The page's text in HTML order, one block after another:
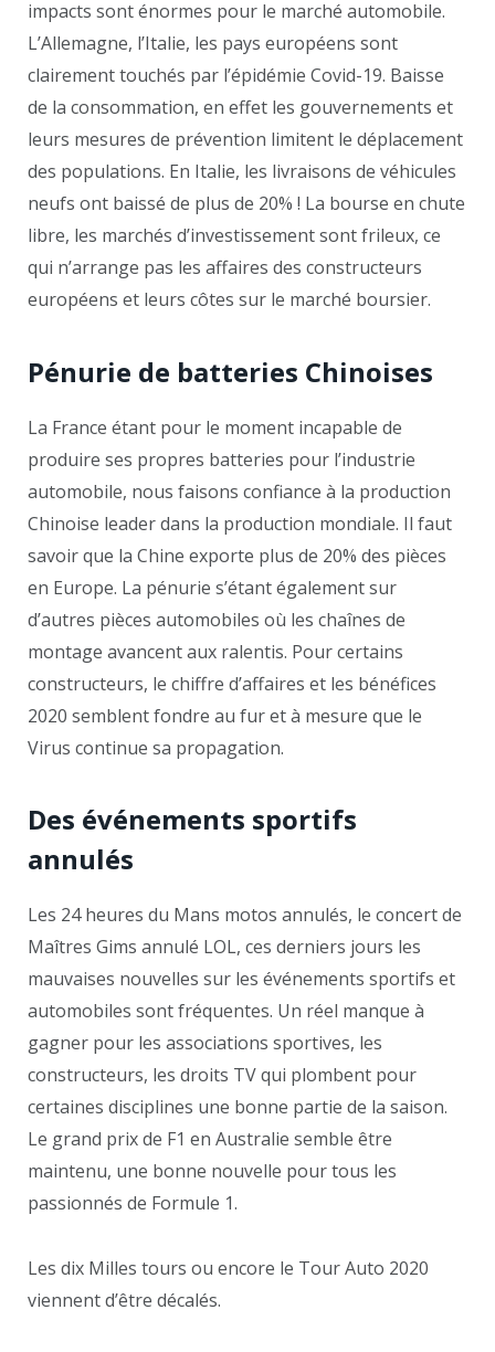
impacts sont énormes pour le marché automobile.
L’Allemagne, l’Italie, les pays européens sont
clairement touchés par l’épidémie Covid-19. Baisse
de la consommation, en effet les gouvernements et
leurs mesures de prévention limitent le déplacement
des populations. En Italie, les livraisons de véhicules
neufs ont baissé de plus de 20% ! La bourse en chute
libre, les marchés d’investissement sont frileux, ce
qui n’arrange pas les affaires des constructeurs
européens et leurs côtes sur le marché boursier.
Pénurie de batteries Chinoises
La France étant pour le moment incapable de
produire ses propres batteries pour l’industrie
automobile, nous faisons confiance à la production
Chinoise leader dans la production mondiale. Il faut
savoir que la Chine exporte plus de 20% des pièces
en Europe. La pénurie s’étant également sur
d’autres pièces automobiles où les chaînes de
montage avancent aux ralentis. Pour certains
constructeurs, le chiffre d’affaires et les bénéfices
2020 semblent fondre au fur et à mesure que le
Virus continue sa propagation.
Des événements sportifs
annulés
Les 24 heures du Mans motos annulés, le concert de
Maîtres Gims annulé LOL, ces derniers jours les
mauvaises nouvelles sur les événements sportifs et
automobiles sont fréquentes. Un réel manque à
gagner pour les associations sportives, les
constructeurs, les droits TV qui plombent pour
certaines disciplines une bonne partie de la saison.
Le grand prix de F1 en Australie semble être
maintenu, une bonne nouvelle pour tous les
passionnés de Formule 1.
Les dix Milles tours ou encore le Tour Auto 2020
viennent d’être décalés.